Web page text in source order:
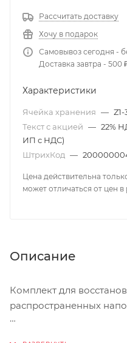
Рассчитать доставку
Хочу в подарок
Самовывоз сегодня -
Доставка завтра - 500
Характеристики
Ячейка хранения — Z1-
Текст с акцией — 22%
ИП с НДС)
ШтрихКод —
Цена действительна
может отличаться от цен
Описание
Комплект для
распространенных